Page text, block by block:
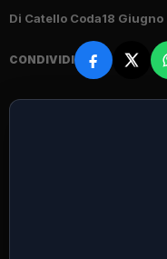
Di Catello Coda18 Giugno
CONDIVIDI